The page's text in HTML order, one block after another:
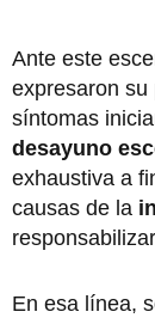
Ante este
expresaron su
síntomas
desayuno
exhaustiva a
causas de la
En esa línea,